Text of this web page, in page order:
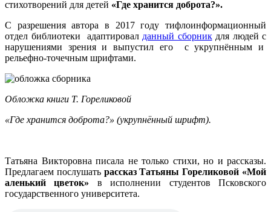
стихотворений для детей «Где хранится доброта?».
С разрешения автора в 2017 году тифлоинформационный
отдел библиотеки адаптировал данный сборникдля людей с
нарушениями зрения и выпустил его с укрупнённым и
рельефно-точечным шрифтами.
Обложка книги Т. Гореликовой
«Где хранится доброта?» (укрупнённый шрифт).
Татьяна Викторовна писала не только стихи, но и рассказы.
Предлагаем послушать рассказ Татьяны Гореликовой «Мой
аленький цветок» в исполнении студентов Псковского
государственного университета.